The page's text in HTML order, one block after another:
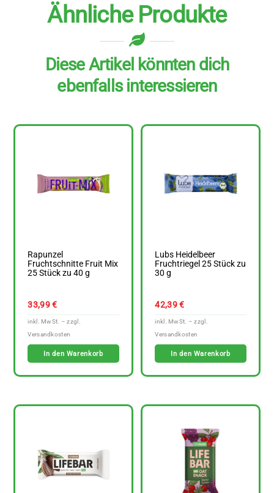
Ähnliche Produkte
Diese Artikel könnten dich
ebenfalls interessieren
Rapunzel
Fruchtschnitte Fruit Mix
25 Stück zu 40 g
33,99€
In den Warenkorb
Lubs Heidelbeer
Fruchtriegel 25 Stück zu
30 g
42,39€
In den Warenkorb